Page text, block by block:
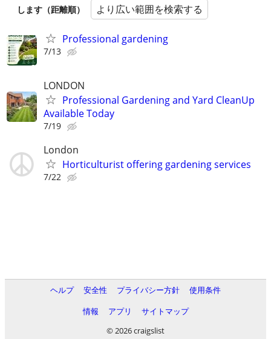
します（距離順）
より広い範囲を検索する
Professional gardening
7/13
LONDON
Professional Gardening and Yard CleanUp
Available Today
7/19
London
Horticulturist offering gardening services
7/22
ヘルプ 安全性 プライバシー方針
使用条件
情報
アプリ
サイトマップ
© 2026 craigslist